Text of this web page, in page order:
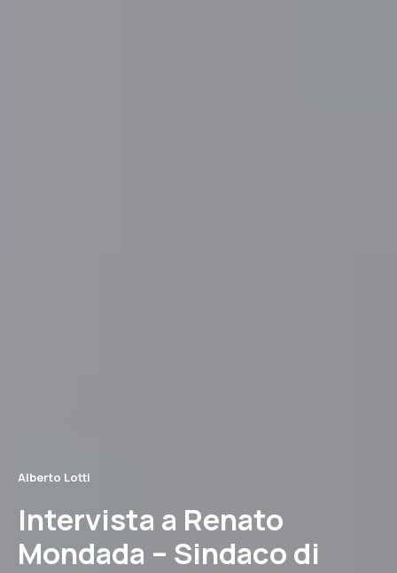
Alberto Lotti
Intervista a Renato
Mondada – Sindaco di